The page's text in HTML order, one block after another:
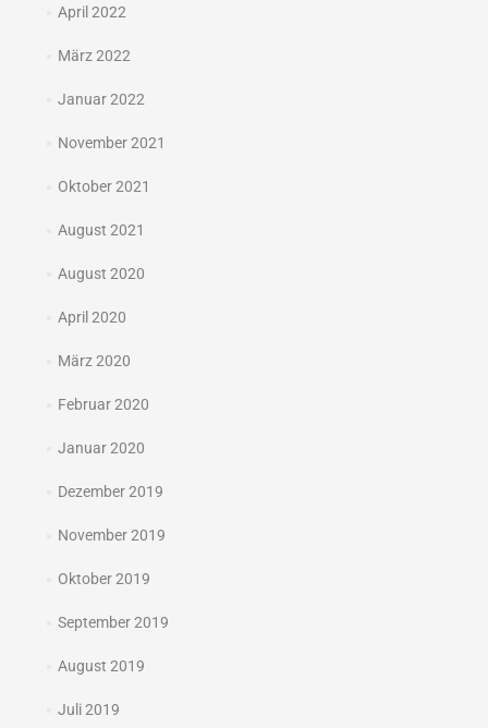
April 2022
März 2022
Januar 2022
November 2021
Oktober 2021
August 2021
August 2020
April 2020
März 2020
Februar 2020
Januar 2020
Dezember 2019
November 2019
Oktober 2019
September 2019
August 2019
Juli 2019